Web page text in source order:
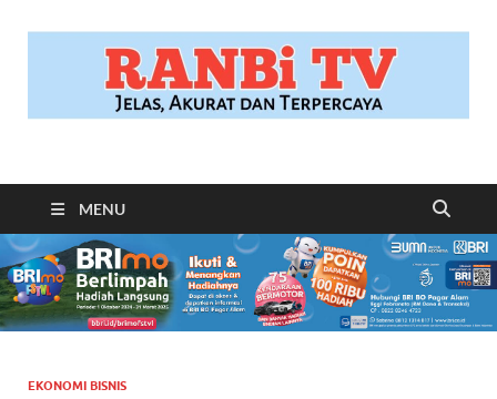
RANBITV.COM
MENU
EKONOMI BISNIS